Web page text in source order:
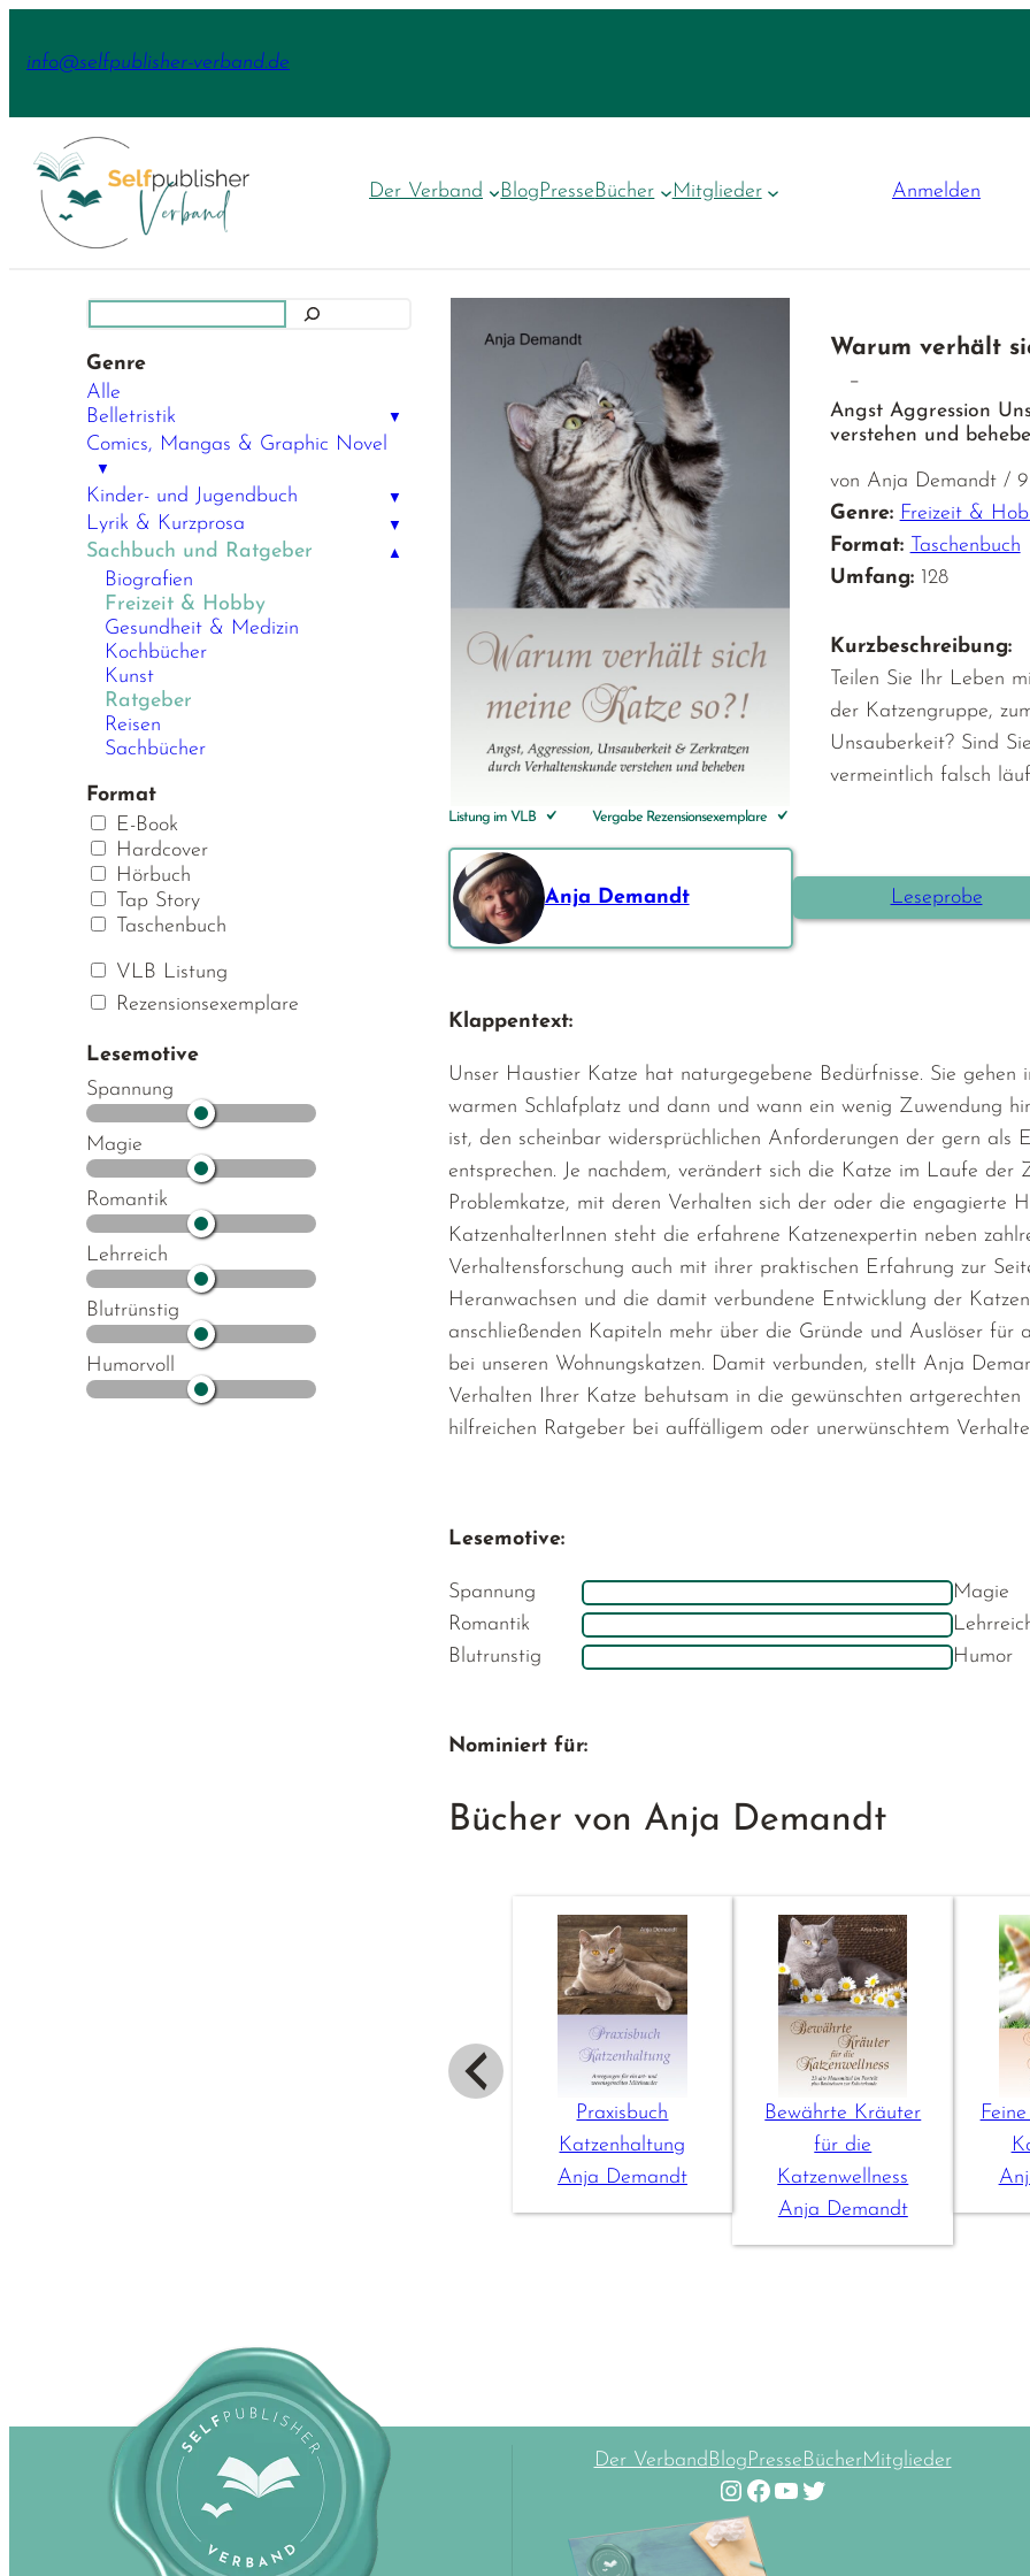
Inhalt
info@selfpublisher-verband.de
Der Verband BlogPresseBücher Mitglieder Anmelden
Genre
Alle
Belletristik
▼
Comics, Mangas & Graphic Novel
▼
Kinder- und Jugendbuch ▼
Lyrik & Kurzprosa ▼
Sachbuch und Ratgeber ▲
Biografien
Freizeit & Hobby
Gesundheit & Medizin
Kochbücher
Kunst
Ratgeber
Reisen
Sachbücher
Format
E-Book
Hardcover
Hörbuch
Tap Story
Taschenbuch
VLB Listung
Rezensionsexemplare
Lesemotive
Spannung
Magie
Romantik
Lehrreich
Blutrünstig
Humorvoll
Listung im VLB Vergabe Rezensionsexemplare
Warum verhält
–
Angst Aggression
verstehen und
von Anja Demandt /
Genre: Freizeit &
Format:
Taschenbuch
Umfang: 128
Kurzbeschreibung:
Teilen Sie Ihr Leben
der Katzengruppe,
Unsauberkeit? Sind
vermeintlich falsch
Anja Demandt Leseprobe
Klappentext:
Unser Haustier Katze hat naturgegebene Bedürfnisse. Sie
warmen Schlafplatz und dann und wann ein wenig Zuwendung
ist, den scheinbar widersprüchlichen Anforderungen der gern als
entsprechen. Je nachdem, verändert sich die Katze im Laufe der
Problemkatze, mit deren Verhalten sich der oder die engagierte
KatzenhalterInnen steht die erfahrene Katzenexpertin neben
Verhaltensforschung auch mit ihrer praktischen Erfahrung zur
Heranwachsen und die damit verbundene Entwicklung der
anschließenden Kapiteln mehr über die Gründe und Auslöser für
bei unseren Wohnungskatzen. Damit verbunden, stellt Anja
Verhalten Ihrer Katze behutsam in die gewünschten
hilfreichen Ratgeber bei auffälligem oder unerwünschtem
Lesemotive:
Spannung
Magie
Romantik
Blutrunstig
Humor
Nominiert für:
Bücher von Anja Demandt
Praxisbuch
Katzenhaltung
Anja Demandt
Bewährte Kräuter
für die
Katzenwellness
Anja Demandt
Der VerbandBlogPresseBücherMitglieder
Instagram Facebook YouTube Twitter